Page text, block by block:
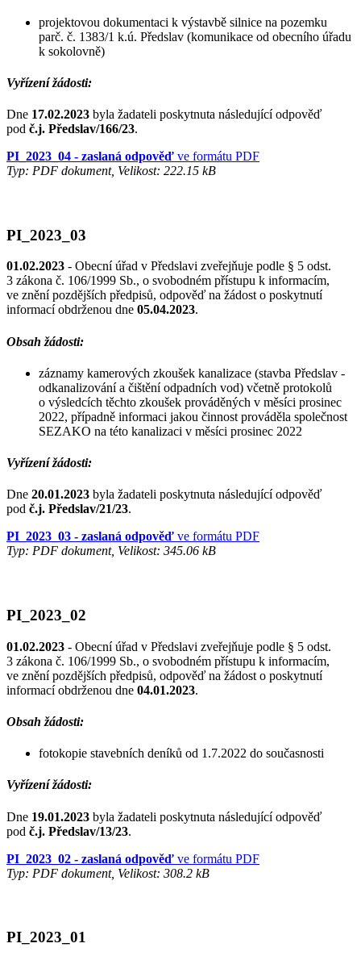
projektovou dokumentaci k výstavbě silnice na pozemku
parč. č. 1383/1 k.ú. Předslav (komunikace od obecního úřadu
k sokolovně)
Vyřízení žádosti:
Dne 17.02.2023 byla žadateli poskytnuta následující odpověď
pod č.j. Předslav/166/23.
PI_2023_04 - zaslaná odpověď ve formátu PDF
Typ: PDF dokument, Velikost: 222.15 kB
PI_2023_03
01.02.2023 - Obecní úřad v Předslavi zveřejňuje podle § 5 odst.
3 zákona č. 106/1999 Sb., o svobodném přístupu k informacím,
ve znění pozdějších předpisů, odpověď na žádost o poskytnutí
informací obdrženou dne 05.04.2023.
Obsah žádosti:
záznamy kamerových zkoušek kanalizace (stavba Předslav -
odkanalizování a čištění odpadních vod) včetně protokolů
o výsledcích těchto zkoušek prováděných v měsíci prosinec
2022, případně informaci jakou činnost prováděla společnost
SEZAKO na této kanalizaci v měsíci prosinec 2022
Vyřízení žádosti:
Dne 20.01.2023 byla žadateli poskytnuta následující odpověď
pod č.j. Předslav/21/23.
PI_2023_03 - zaslaná odpověď ve formátu PDF
Typ: PDF dokument, Velikost: 345.06 kB
PI_2023_02
01.02.2023 - Obecní úřad v Předslavi zveřejňuje podle § 5 odst.
3 zákona č. 106/1999 Sb., o svobodném přístupu k informacím,
ve znění pozdějších předpisů, odpověď na žádost o poskytnutí
informací obdrženou dne 04.01.2023.
Obsah žádosti:
fotokopie stavebních deníků od 1.7.2022 do současnosti
Vyřízení žádosti:
Dne 19.01.2023 byla žadateli poskytnuta následující odpověď
pod č.j. Předslav/13/23.
PI_2023_02 - zaslaná odpověď ve formátu PDF
Typ: PDF dokument, Velikost: 308.2 kB
PI_2023_01